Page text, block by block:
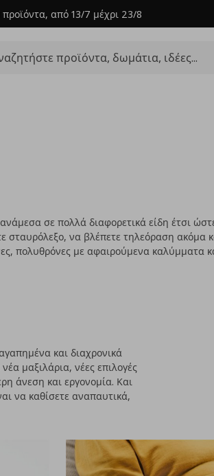
από 13/7 μέχρι 23/8
σε πολλά διαφορετικά είδη έτσι
σταυρόλεξο, να βλέπετε τηλεόραση ακόμα
πολυθρόνες με αφαιρούμενα καλύμματα
και διαχρονικά
μαξιλάρια, νέες επιλογές
άνεση και εργονομία. Και
να καθίσετε αναπαυτικά,